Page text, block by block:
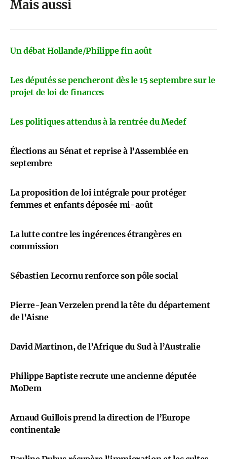
Mais aussi
Un débat Hollande/Philippe fin août
Les députés se pencheront dès le 15 septembre sur le
projet de loi de finances
Les politiques attendus à la rentrée du Medef
Élections au Sénat et reprise à l’Assemblée en
septembre
La proposition de loi intégrale pour protéger
femmes et enfants déposée mi-août
La lutte contre les ingérences étrangères en
commission
Sébastien Lecornu renforce son pôle social
Pierre-Jean Verzelen prend la tête du département
de l’Aisne
David Martinon, de l’Afrique du Sud à l’Australie
Philippe Baptiste recrute une ancienne députée
MoDem
Arnaud Guillois prend la direction de l’Europe
continentale